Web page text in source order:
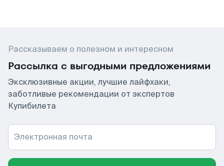
Рассказываем о полезном и интересном
Рассылка с выгодными предложениями
Эксклюзивные акции, лучшие лайфхаки,
заботливые рекомендации от экспертов
Купибилета
Электронная почта